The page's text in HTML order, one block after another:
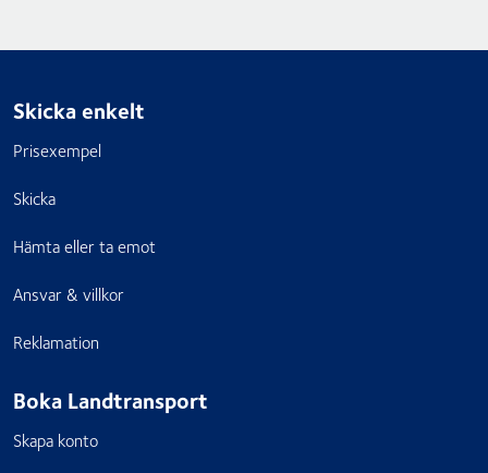
Skicka enkelt
Prisexempel
Skicka
Hämta eller ta emot
Ansvar & villkor
Reklamation
Boka Landtransport
Skapa konto